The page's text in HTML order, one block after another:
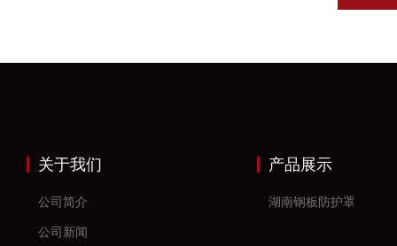
关于我们
公司简介
公司新闻
产品展示
湖南钢板防护罩